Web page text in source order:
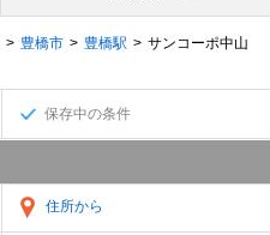
豊橋市 豊橋駅
サンコーポ中山
保存中の条件
住所から